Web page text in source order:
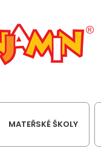
MATEŘSKÉ ŠKOLY